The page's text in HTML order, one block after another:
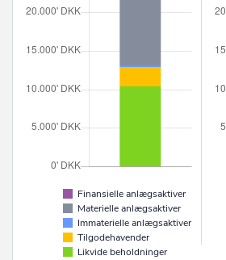
Finansielle anlægsaktiver
Materielle anlægsaktiver
Immaterielle anlægsaktiver
Tilgodehavender
Likvide beholdninger